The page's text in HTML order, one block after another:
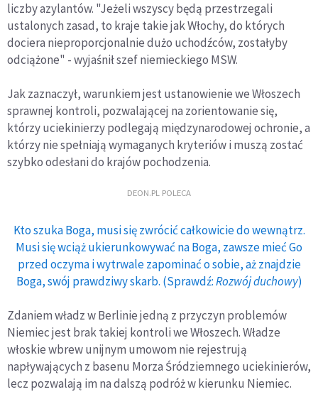
liczby azylantów. "Jeżeli wszyscy będą przestrzegali
ustalonych zasad, to kraje takie jak Włochy, do których
dociera nieproporcjonalnie dużo uchodźców, zostałyby
odciążone" - wyjaśnił szef niemieckiego MSW.
Jak zaznaczył, warunkiem jest ustanowienie we Włoszech
sprawnej kontroli, pozwalającej na zorientowanie się,
którzy uciekinierzy podlegają międzynarodowej ochronie, a
którzy nie spełniają wymaganych kryteriów i muszą zostać
szybko odesłani do krajów pochodzenia.
DEON.PL POLECA
Kto szuka Boga, musi się zwrócić całkowicie do wewnątrz.
Musi się wciąż ukierunkowywać na Boga, zawsze mieć Go
przed oczyma i wytrwale zapominać o sobie, aż znajdzie
Boga, swój prawdziwy skarb. (Sprawdź:Rozwój duchowy)
Zdaniem władz w Berlinie jedną z przyczyn problemów
Niemiec jest brak takiej kontroli we Włoszech. Władze
włoskie wbrew unijnym umowom nie rejestrują
napływających z basenu Morza Śródziemnego uciekinierów,
lecz pozwalają im na dalszą podróż w kierunku Niemiec.